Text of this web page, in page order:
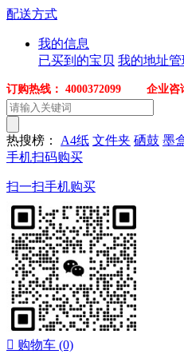
配送方式
我的信息
已买到的宝贝 我的地址管
订购热线： 4000372099 企业咨
热搜榜： A4纸 文件夹 硒鼓 墨
手机扫码购买
扫一扫手机购买
 购物车 (0)